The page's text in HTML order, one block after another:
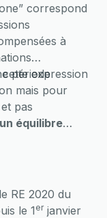
correspond
à
période
cette expression
mais pour
pas
équilibre
de sens
RE 2020 du
le 1 erjanvier